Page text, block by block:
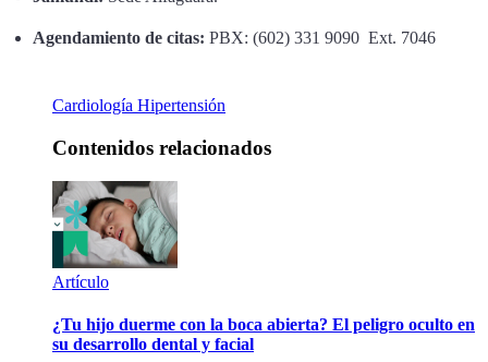
Agendamiento de citas: PBX: (602) 331 9090 Ext. 7046
Cardiología Hipertensión
Contenidos relacionados
Artículo
¿Tu hijo duerme con la boca abierta? El peligro oculto en
su desarrollo dental y facial